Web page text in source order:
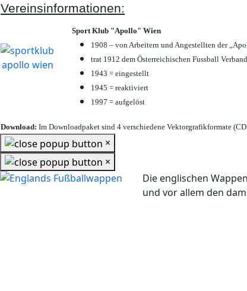
Vereinsinformationen:
Sport Klub "Apollo" Wien
1908 – von Arbeitern und Angestellten der
trat 1912 dem Österreichischen Fussball
1943 = eingestellt
1945 = reaktiviert
1997 = aufgelöst
Download: Im Downloadpaket sind 4 verschiedene Vektorgrafikformate
×
×
Die englischen
und vor allem den